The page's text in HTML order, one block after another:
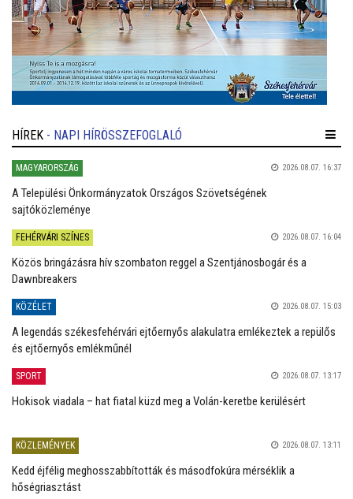
HÍREK - NAPI HÍRÖSSZEFOGLALÓ
MAGYARORSZÁG 2026.08.07. 16:37
A Települési Önkormányzatok Országos Szövetségének
sajtóközleménye
FEHÉRVÁRI SZÍNES 2026.08.07. 16:04
Közös bringázásra hív szombaton reggel a Szentjánosbogár és a
Dawnbreakers
KÖZÉLET 2026.08.07. 15:03
A legendás székesfehérvári ejtőernyős alakulatra emlékeztek a repülős
és ejtőernyős emlékműnél
SPORT 2026.08.07. 13:17
Hokisok viadala – hat fiatal küzd meg a Volán-keretbe kerülésért
KÖZLEMÉNYEK 2026.08.07. 13:11
Kedd éjfélig meghosszabbították és másodfokúra mérséklik a
hőségriasztást